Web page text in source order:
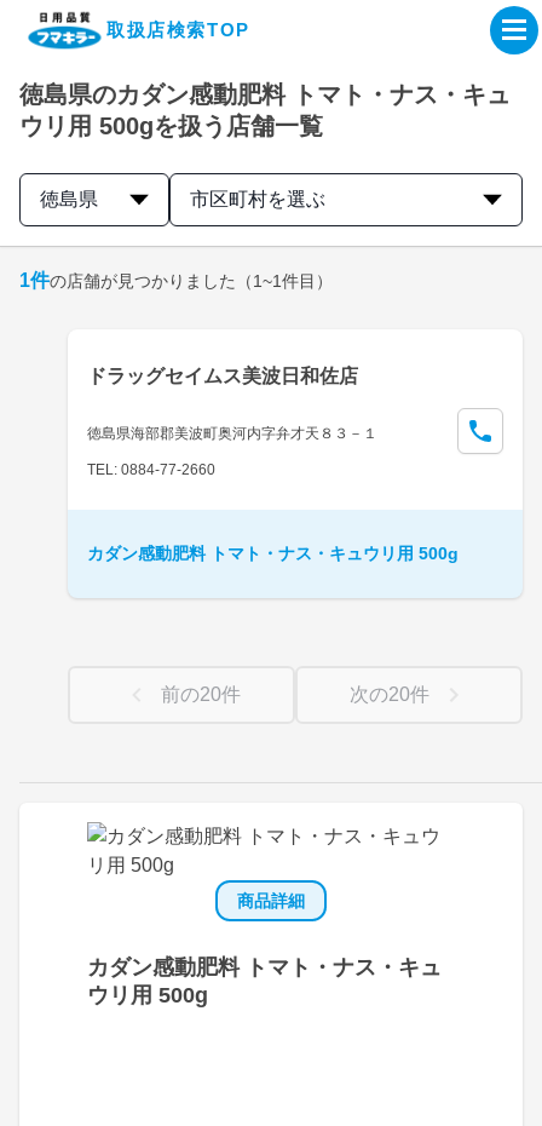
取扱店検索TOP
企業・IR情報サイト
製品情報サイト
取扱店検索はこちら
徳島県のカダン感動肥料 トマト・ナス・キュ
ウリ用 500gを扱う店舗一覧
徳島県 市区町村を選ぶ
商品詳細
カダン感動肥料 トマト・ナス・キュ
ウリ用 500g
1件の店舗が見つかりました （1~1件目）
ドラッグセイムス美波日和佐店
徳島県海部郡美波町奥河内字弁才天８３－１
TEL: 0884-77-2660
カダン感動肥料 トマト・ナス・キュウリ用 500g
前の20件 次の20件